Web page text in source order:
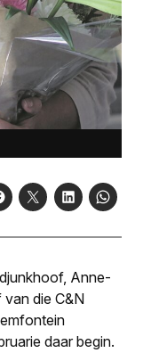
Anne-
die C&N
daar begin.